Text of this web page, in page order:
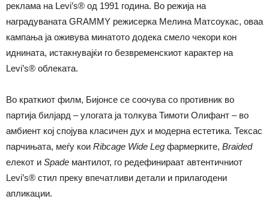
реклама на Levi’s® од 1991 година. Во режија на
наградуваната GRAMMY режисерка Мелина Матсоукас, оваа
кампања ја оживува минатото додека смело чекори кон
иднината, истакнувајќи го безвременскиот карактер на
Levi’s® облеката.
Во краткиот филм, Бијонсе се соочува со противник во
партија билјард – улогата ја толкува Тимоти Олифант – во
амбиент кој спојува класичен дух и модерна естетика. Тексас
парчињата, меѓу кои Ribcage Wide Leg фармерките, Braided
елекот и Spade мантилот, го редефинираат автентичниот
Levi’s® стил преку впечатливи детали и прилагодени
апликации.